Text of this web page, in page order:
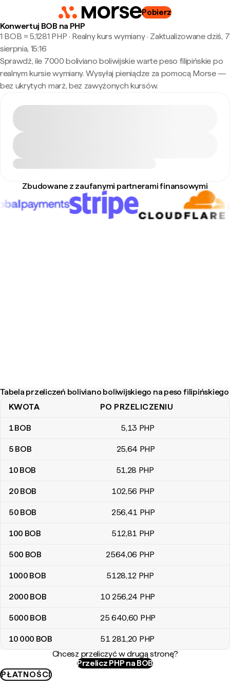
Pobierz
Konwertuj BOB na PHP
1 BOB ≈ 5,1281 PHP · Realny kurs wymiany· Zaktualizowane dziś, 7
sierpnia, 15:16
Sprawdź, ile 7000 boliviano boliwijskie warte peso filipińskie po
realnym kursie wymiany. Wysyłaj pieniądze za pomocą Morse —
bez ukrytych marż, bez zawyżonych kursów.
Zbudowane z zaufanymi partnerami finansowymi
Tabela przeliczeń boliviano boliwijskiego na peso filipińskiego
Tabela przeliczeń boliviano boliwijskiego na peso filipińskiego
KWOTA PO PRZELICZENIU
1BOB 5,13 PHP
5 BOB 25,64 PHP
10 BOB 51,28 PHP
20 BOB 102,56 PHP
50 BOB 256,41 PHP
100 BOB 512,81 PHP
500 BOB 2564,06 PHP
1000 BOB 5128,12 PHP
2000 BOB 10 256,24 PHP
5000 BOB 25 640,60 PHP
10 000 BOB 51 281,20 PHP
Chcesz przeliczyć w drugą stronę?
Przelicz PHP na BOB
PŁATNOŚCI